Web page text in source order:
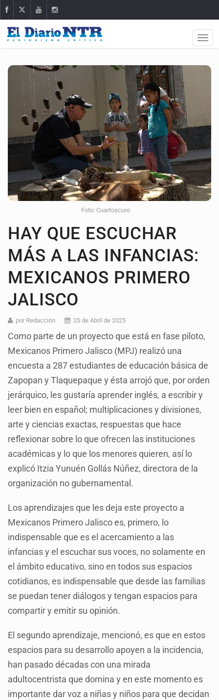
Foto: Cuartoscuro
HAY QUE ESCUCHAR
MÁS A LAS INFANCIAS:
MEXICANOS PRIMERO
JALISCO
por Redacción 25 de Abril de 2025
Como parte de un proyecto que está en fase piloto,
Mexicanos Primero Jalisco (MPJ) realizó una
encuesta a 287 estudiantes de educación básica de
Zapopan y Tlaquepaque y ésta arrojó que, por orden
jerárquico, les gustaría aprender inglés, a escribir y
leer bien en español; multiplicaciones y divisiones,
arte y ciencias exactas, respuestas que hace
reflexionar sobre lo que ofrecen las instituciones
académicas y lo que los menores quieren, así lo
explicó Itzia Yunuén Gollás Núñez, directora de la
organización no gubernamental.
Los aprendizajes que les deja este proyecto a
Mexicanos Primero Jalisco es, primero, lo
indispensable que es el acercamiento a las
infancias y el escuchar sus voces, no solamente en
el ámbito educativo, sino en todos sus espacios
cotidianos, es indispensable que desde las familias
se puedan tener diálogos y tengan espacios para
compartir y emitir su opinión.
El segundo aprendizaje, mencionó, es que en estos
espacios para su desarrollo apoyen a la incidencia,
han pasado décadas con una mirada
adultocentrista que domina y en este momento es
importante dar voz a niñas y niños para que decidan